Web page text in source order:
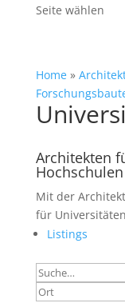
Seite wählen
Home»
Architekten
Hochschulen
Mit der
für
Listings